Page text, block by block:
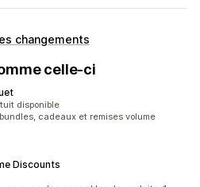
changements
celle-ci
disponible
cadeaux et remises volume
Discounts